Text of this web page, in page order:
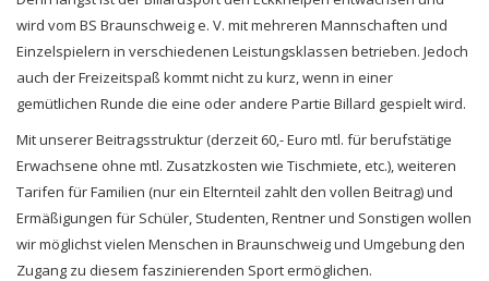
wird vom BS Braunschweig e. V. mit mehreren Mannschaften und
Einzelspielern in verschiedenen Leistungsklassen betrieben. Jedoch
auch der Freizeitspaß kommt nicht zu kurz, wenn in einer
gemütlichen Runde die eine oder andere Partie Billard gespielt wird.
Mit unserer Beitragsstruktur (derzeit 60,- Euro mtl. für berufstätige
Erwachsene ohne mtl. Zusatzkosten wie Tischmiete, etc.), weiteren
Tarifen für Familien (nur ein Elternteil zahlt den vollen Beitrag) und
Ermäßigungen für Schüler, Studenten, Rentner und Sonstigen wollen
wir möglichst vielen Menschen in Braunschweig und Umgebung den
Zugang zu diesem faszinierenden Sport ermöglichen.